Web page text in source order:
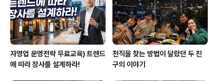
자영업 운영전략 무료교육) 트렌드
에 따라 장사를 설계하라!
천직을 찾는 방법이 달랐던 두 친
구의 이야기